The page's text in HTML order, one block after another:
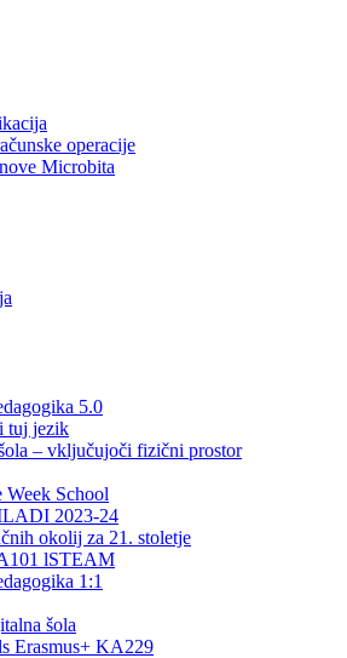
operacije
Microbita
5.0
tuj jezik
– vključujoči fizični prostor
Week School
2023-24
okolij za 21. stoletje
lSTEAM
1:1
šola
Erasmus+ KA229